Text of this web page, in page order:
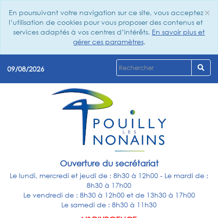
×
En poursuivant votre navigation sur ce site, vous acceptez
l’utilisation de cookies pour vous proposer des contenus et
services adaptés à vos centres d’intérêts. En savoir plus et
gérer ces paramètres.
09/08/2026
Ouverture du secrétariat
Le lundi, mercredi et jeudi de : 8h30 à 12h00 - Le mardi de :
8h30 à 17h00
Le vendredi de : 8h30 à 12h00 et de 13h30 à 17h00
Le samedi de : 8h30 à 11h30